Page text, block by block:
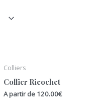
Colliers
Collier Ricochet
A partir de 120.00€